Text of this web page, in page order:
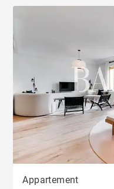
Appartement